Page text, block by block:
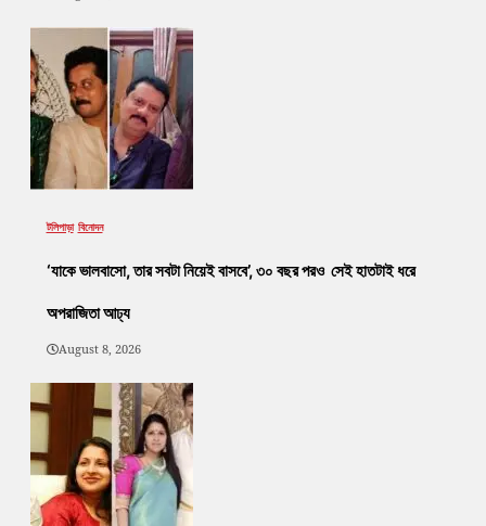
টলিপাড়া বিনোদন
‘যাকে ভালবাসো, তার সবটা নিয়েই বাসবে’, ৩০ বছর পরও সেই হাতটাই ধরে
অপরাজিতা আঢ্য
August 8, 2026